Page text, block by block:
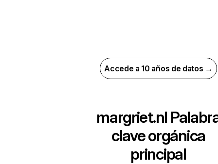
Accede a 10 años de datos →
margriet.nl
clave orgánica
principal